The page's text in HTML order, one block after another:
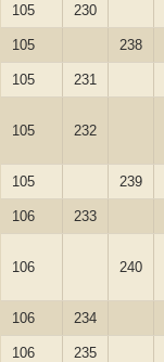
105 230
105 238
105 231
105 232
105 239
106 233
106 240
106 234
106 235